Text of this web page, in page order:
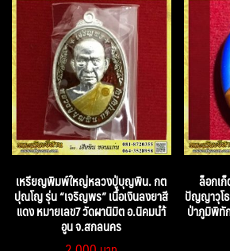
เหรียญพิมพ์ใหญ่หลวงปู่บุญพิน. กต
ปุณโญ รุ่น “เจริญพร” เนื้อเงินลงยาสี
แดง หมายเลข7 วัดผานิมิต อ.นิคมนำ้
อูน จ.สกลนคร
ล็อกเ
ปัญญาวุโ
ป่าภูมิพิทั